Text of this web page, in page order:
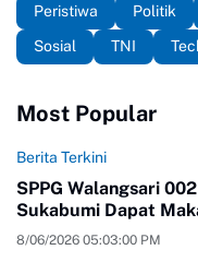
Peristiwa
Politik
Sosial
TNI
Most Popular
Berita Terkini
SPPG Walangsari
Sukabumi Dapat
8/06/2026 05:03:00 PM